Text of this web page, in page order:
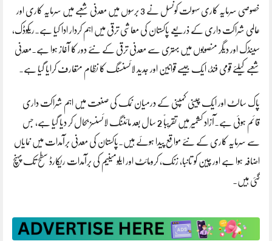
خصوصی سرمایہ کاری سہولت کونسل نے 3 برسوں میں معدنی شعبے میں سرمایہ کاری اور
عالمی شراکت داری کے ذریعے پاکستان کی معاشی ترقی میں اہم کردار ادا کیا ہے۔ریکوڈک،
سینڈک اور دیگر منصوبوں میں بہتری سے معدنی ترقی کے نئے دور کا آغاز ہوا ہے۔معدنی
شعبے کیلئے قومی فنڈ، ایک جیسے قوانین اور جدید لائسنسنگ کا نظام متعارف کرایا گیا ہے۔
پاک سالٹ اور ایک چینی کمپنی کے درمیان نمک کی صنعت میں اہم شراکت داری
قائم ہوئی ہے۔آزاد کشمیر میں تقریباً 2 سال بعد مائننگ لائسنسز بحال کر دیا گیا ہے، جس
سے سرمایہ کاری کے نئے مواقع پیدا ہوئے ہیں۔پاکستان کی معدنی برآمدات میں نمایاں
اضافہ ہوا ہے اور چین کو تانبا، زنک، کرومائٹ اور ایلومینیم کی برآمدات ریکارڈ سطح تک پہنچ
گئی ہیں۔